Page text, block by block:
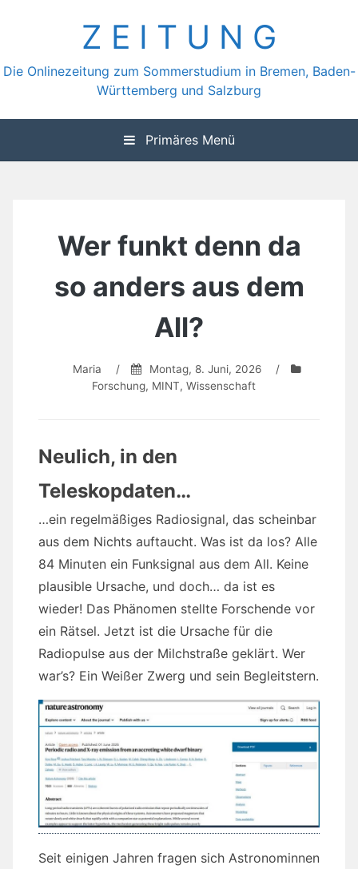
Z E I T U N G
Die Onlinezeitung zum Sommerstudium in Bremen, Baden-
Württemberg und Salzburg
Primäres Menü
Wer funkt denn da
so anders aus dem
All?
Maria / Montag, 8. Juni, 2026
/
Forschung, MINT, Wissenschaft
Neulich, in den
Teleskopdaten…
…ein regelmäßiges Radiosignal, das scheinbar
aus dem Nichts auftaucht. Was ist da los? Alle
84 Minuten ein Funksignal aus dem All. Keine
plausible Ursache, und doch… da ist es
wieder! Das Phänomen stellte Forschende vor
ein Rätsel. Jetzt ist die Ursache für die
Radiopulse aus der Milchstraße geklärt. Wer
war’s? Ein Weißer Zwerg und sein Begleitstern.
Seit einigen Jahren fragen sich Astronominnen